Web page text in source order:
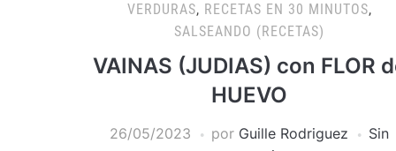
VERDURAS, RECETAS EN 30 MINUTOS,
SALSEANDO (RECETAS)
VAINAS (JUDIAS) con FLOR
HUEVO
26/05/2023 por Guille Rodriguez
Sin